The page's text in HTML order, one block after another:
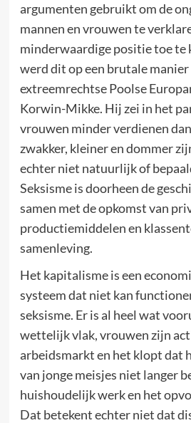
argumenten gebruikt om de
mannen en vrouwen te
minderwaardige positie toe te
werd dit op een brutale
extreemrechtse Poolse
Korwin-Mikke. Hij zei in het
vrouwen minder verdienen
zwakker, kleiner en dommer
echter niet natuurlijk of
Seksisme is doorheen de
samen met de opkomst van
productiemiddelen en
samenleving.
Het kapitalisme is een
systeem dat niet kan
seksisme. Er is al heel wat
wettelijk vlak, vrouwen zijn
arbeidsmarkt en het klopt dat
van jonge meisjes niet langer
huishoudelijk werk en het
Dat betekent echter niet dat